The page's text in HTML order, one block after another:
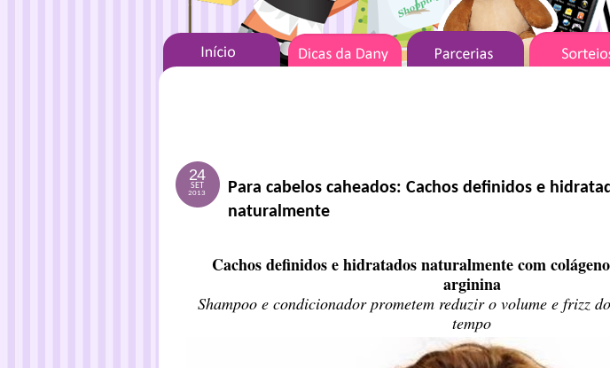
24
SET
2013
Para cabelos caheados: Cachos definidos e
naturalmente
Cachos definidos e hidratados naturalmente com
arginina
Shampoo e condicionador prometem reduzir o volume e frizz
tempo